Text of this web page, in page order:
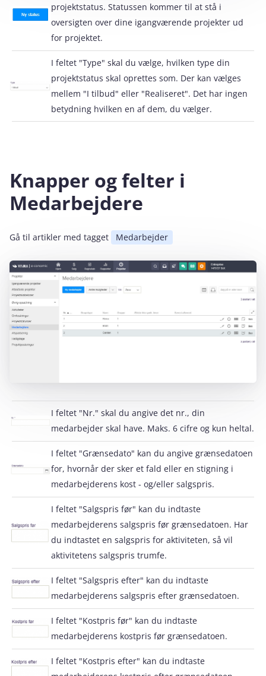
projektstatus. Statussen kommer til at stå i
oversigten over dine igangværende projekter ud
for projektet.
I feltet "Type" skal du vælge, hvilken type din
projektstatus skal oprettes som. Der kan vælges
mellem "I tilbud" eller "Realiseret". Det har ingen
betydning hvilken en af dem, du vælger.
Knapper og felter i
Medarbejdere
Gå til artikler med tagget Medarbejder
I feltet "Nr." skal du angive det nr., din
medarbejder skal have. Maks. 6 cifre og kun heltal.
I feltet "Grænsedato" kan du angive grænsedatoen
for, hvornår der sker et fald eller en stigning i
medarbejderens kost - og/eller salgspris.
I feltet "Salgspris før" kan du indtaste
medarbejderens salgspris før grænsedatoen. Har
du indtastet en salgspris for aktiviteten, så vil
aktivitetens salgspris trumfe.
I feltet "Salgspris efter" kan du indtaste
medarbejderens salgspris efter grænsedatoen.
I feltet "Kostpris før" kan du indtaste
medarbejderens kostpris før grænsedatoen.
I feltet "Kostpris efter" kan du indtaste